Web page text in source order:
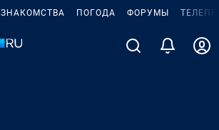
ЗНАКОМСТВА ПОГОДА ФОРУМЫ